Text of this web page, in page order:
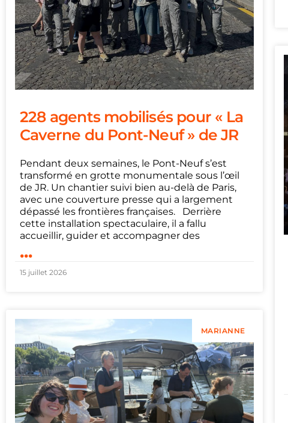
228 agents mobilisés pour « La
Caverne du Pont-Neuf » de JR
Pendant deux semaines, le Pont-Neuf s’est
transformé en grotte monumentale sous l’œil
de JR. Un chantier suivi bien au-delà de Paris,
avec une couverture presse qui a largement
dépassé les frontières françaises. Derrière
cette installation spectaculaire, il a fallu
accueillir, guider et accompagner des
...
15 juillet 2026
MARIANNE